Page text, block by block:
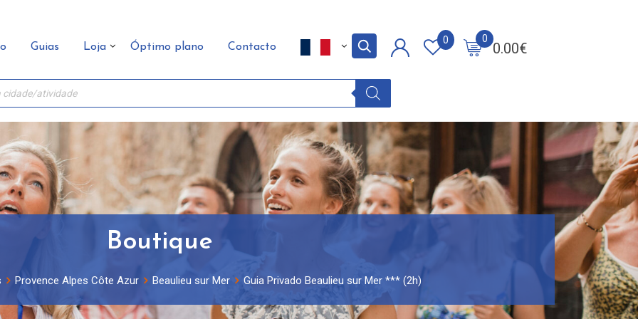
Guias Loja Óptimo plano Contacto 0.00€
0
0
Boutique
Provence Alpes Côte Azur Beaulieu sur Mer Guia Privado Beaulieu sur Mer *** (2h)